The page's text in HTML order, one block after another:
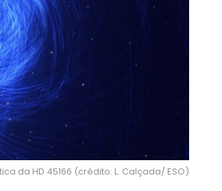
da HD 45166 (crédito: L. Calçada/ ESO)